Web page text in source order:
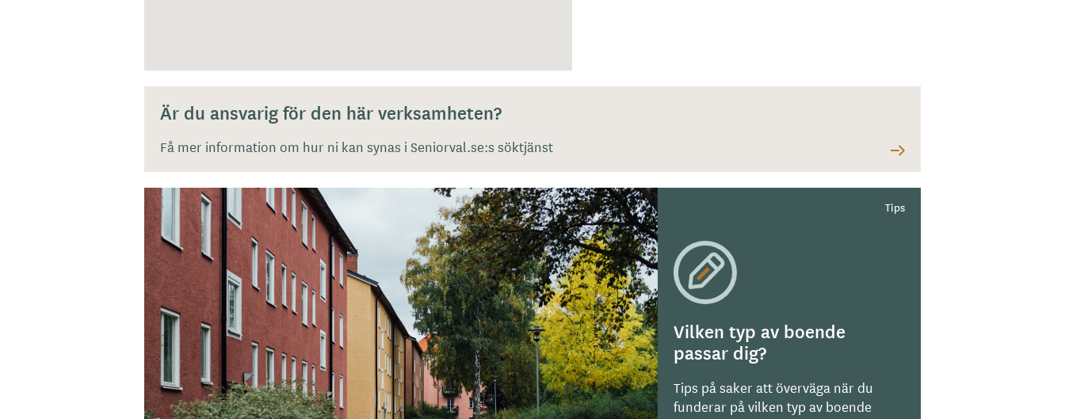
Är du ansvarig för den här verksamheten?
Få mer information om hur ni kan synas i Seniorval.se:s söktjänst
Vilken typ av boende
passar dig?
Tips på saker att överväga när du
funderar på vilken typ av boende